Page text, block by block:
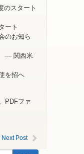
スタート
ート
のお知ら
― 関西米
を招へ
PDFファ
Next Post